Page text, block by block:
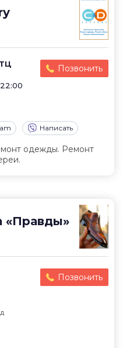
Позвонить
Написать
одежды. Ремонт
«Правды»
Позвонить